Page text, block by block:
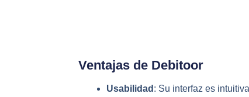
Ventajas de Debitoor
Usabilidad : Su interfaz es